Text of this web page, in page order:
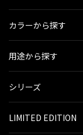
カラーから探す
用途から探す
シリーズ
LIMITED EDITION